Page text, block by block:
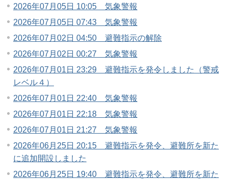
2026年07月05日 10:05 気象警報
2026年07月05日 07:43 気象警報
2026年07月02日 04:50 避難指示の解除
2026年07月02日 00:27 気象警報
2026年07月01日 23:29 避難指示を発令しました（警戒
レベル４）
2026年07月01日 22:40 気象警報
2026年07月01日 22:18 気象警報
2026年07月01日 21:27 気象警報
2026年06月25日 20:15 避難指示を発令、避難所を新た
に追加開設しました
2026年06月25日 19:40 避難指示を発令、避難所を新た